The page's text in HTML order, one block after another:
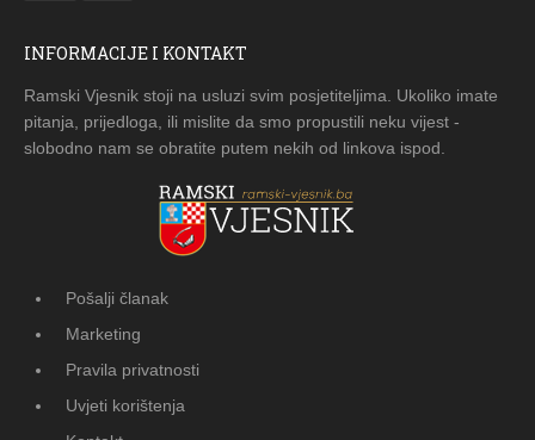
INFORMACIJE I KONTAKT
Ramski Vjesnik stoji na usluzi svim posjetiteljima. Ukoliko imate
pitanja, prijedloga, ili mislite da smo propustili neku vijest -
slobodno nam se obratite putem nekih od linkova ispod.
Pošalji članak
Marketing
Pravila privatnosti
Uvjeti korištenja